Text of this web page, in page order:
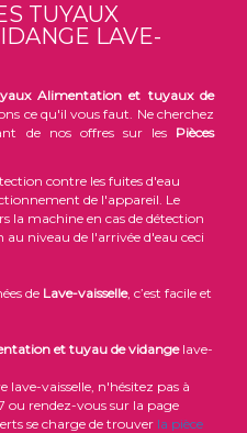
TUYAUX
LAVE-
Alimentation et tuyaux de
ce qu'il vous faut. Ne cherchez
de nos offres sur les Pièces
contre les fuites d'eau
de l'appareil. Le
la machine en cas de détection
niveau de l'arrivée d'eau ceci
de Lave-vaisselle, c’est facile et
et tuyau de vidangelave-
lave-vaisselle, n'hésitez pas à
ou rendez-vous sur la page
se charge de trouver la pièce